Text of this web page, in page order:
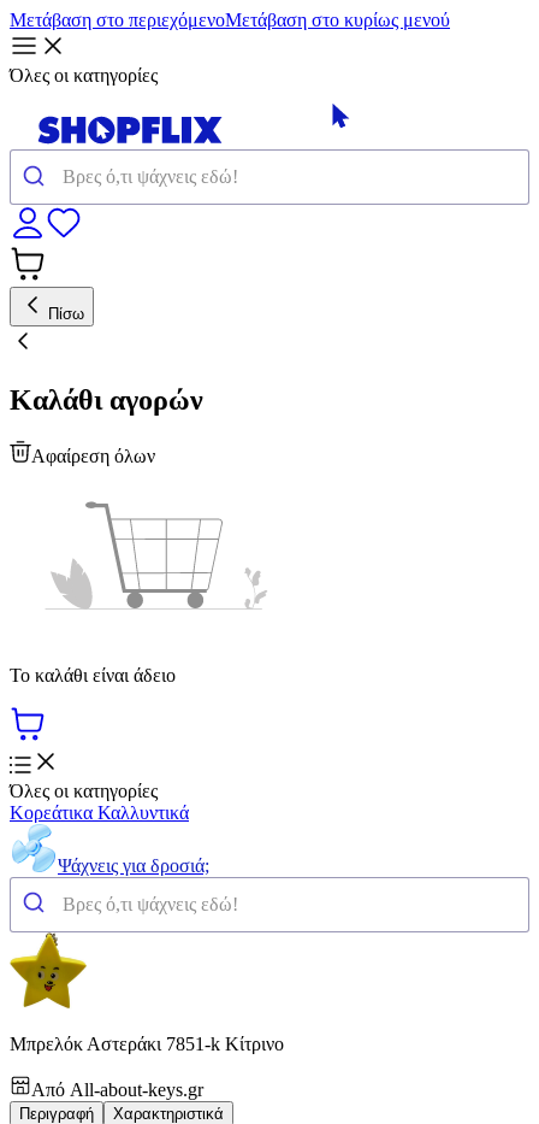
Μετάβαση στο περιεχόμενοΜετάβαση στο κυρίως μενού
Όλες οι κατηγορίες
Πίσω
Καλάθι αγορών
Αφαίρεση όλων
Το καλάθι είναι άδειο
Όλες οι κατηγορίες
Κορεάτικα Καλλυντικά
Ψάχνεις για δροσιά;
Μπρελόκ Αστεράκι 7851-k Κίτρινο
Από All-about-keys.gr
Περιγραφή Χαρακτηριστικά